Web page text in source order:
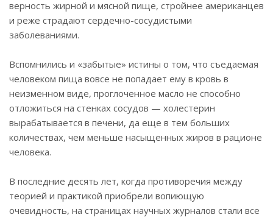
верность жирной и мясной пище, стройнее американцев
и реже страдают сердечно-сосудистыми
заболеваниями.
Вспомнились и «забытые» истины о том, что съедаемая
человеком пища вовсе не попадает ему в кровь в
неизменном виде, проглоченное масло не способно
отложиться на стенках сосудов — холестерин
вырабатывается в печени, да еще в тем больших
количествах, чем меньше насыщенных жиров в рационе
человека.
В последние десять лет, когда противоречия между
теорией и практикой приобрели вопиющую
очевидность, на страницах научных журналов стали все